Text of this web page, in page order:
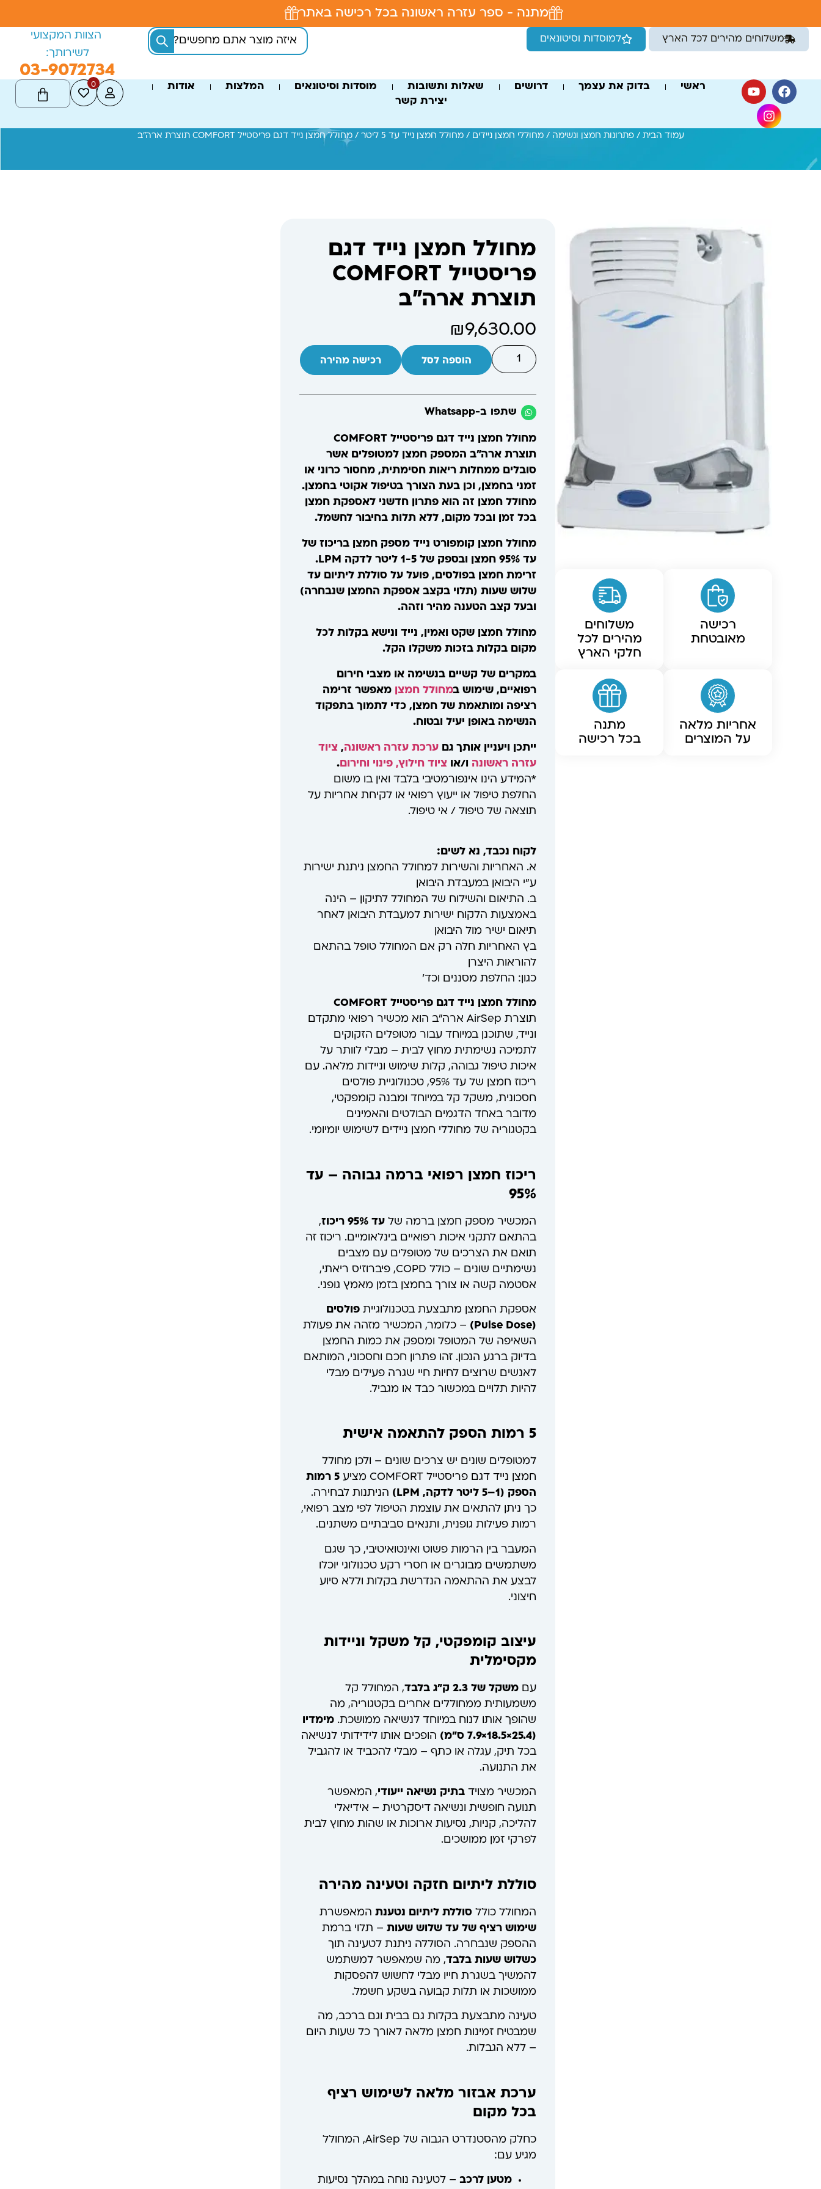
מתנה - ספר עזרה ראשונה בכל רכישה באתר
משלוחים מהירים לכל הארץ למוסדות וסיטונאים
הצוות המקצועי
לשירותך:
03-9072734
ראשי בדוק את עצמך דרושים שאלות ותשובות מוסדות וסיטונאים המלצות
אודות
יצירת קשר
0
עמוד הבית /פתרונות חמצן ונשימה /מחוללי חמצן ניידים /מחולל חמצן נייד עד 5 ליטר / מחולל חמצן נייד דגם פריסטייל COMFORT תוצרת ארה"ב
רכישה
מאובטחת
משלוחים
מהירים לכל
חלקי הארץ
אחריות מלאה
על המוצרים
מתנה
בכל רכישה
מחולל חמצן נייד דגם
פריסטייל COMFORT
תוצרת ארה"ב
₪9,630.00
הוספה לסל רכישה מהירה
שתפו ב-Whatsapp
מחולל חמצן נייד דגם פריסטייל COMFORT
תוצרת ארה"ב המספק חמצן למטופלים אשר
סובלים ממחלות ריאות חסימתית, מחסור כרוני או
זמני בחמצן, וכן בעת הצורך בטיפול אקוטי בחמצן.
מחולל חמצן זה הוא פתרון חדשני לאספקת חמצן
בכל זמן ובכל מקום, ללא תלות בחיבור לחשמל.
מחולל חמצן קומפורט נייד מספק חמצן בריכוז של
עד 95% חמצן ובספק של 1-5 ליטר לדקה LPM.
זרימת חמצן בפולסים, פועל על סוללת ליתיום עד
שלוש שעות (תלוי בקצב אספקת החמצן שנבחרה)
ובעל קצב הטענה מהיר וזהה.
מחולל חמצן שקט ואמין, נייד ונישא בקלות לכל
מקום בקלות בזכות משקלו הקל.
במקרים של קשיים בנשימה או מצבי חירום
רפואיים, שימוש במחולל חמצן מאפשר זרימה
רציפה ומותאמת של חמצן, כדי לתמוך בתפקוד
הנשימה באופן יעיל ובטוח.
ייתכן ויעניין אותך גםערכת עזרה ראשונה,ציוד
עזרה ראשונה ו/אוציוד חילוץ, פינוי וחירום.
*המידע הינו אינפורמטיבי בלבד ואין בו משום
החלפת טיפול או ייעוץ רפואי או לקיחת אחריות על
תוצאה של טיפול / אי טיפול.
לקוח נכבד, נא לשים:
א. האחריות והשירות למחולל החמצן ניתנת ישירות
ע"י היבואן במעבדת היבואן
ב. התיאום והשילוח של המחולל לתיקון – הינה
באמצעות הלקוח ישירות למעבדת היבואן לאחר
תיאום ישיר מול היבואן
בץ האחריות חלה רק אם המחולל טופל בהתאם
להוראות היצרן
כגון: החלפת מסננים וכד'
מחולל חמצן נייד דגם פריסטייל COMFORT
תוצרת AirSep ארה"ב הוא מכשיר רפואי מתקדם
ונייד, שתוכנן במיוחד עבור מטופלים הזקוקים
לתמיכה נשימתית מחוץ לבית – מבלי לוותר על
איכות טיפול גבוהה, קלות שימוש וניידות מלאה. עם
ריכוז חמצן של עד 95%, טכנולוגיית פולסים
חסכונית, משקל קל במיוחד ומבנה קומפקטי,
מדובר באחד הדגמים הבולטים והאמינים
בקטגוריה של מחוללי חמצן ניידים לשימוש יומיומי.
ריכוז חמצן רפואי ברמה גבוהה – עד
95%
המכשיר מספק חמצן ברמה שלעד 95% ריכוז
,
בהתאם לתקני איכות רפואיים בינלאומיים. ריכוז זה
תואם את הצרכים של מטופלים עם מצבים
נשימתיים שונים – כולל COPD, פיברוזיס ריאתי,
אסטמה קשה או צורך בחמצן בזמן מאמץ גופני.
אספקת החמצן מתבצעת בטכנולוגייתפולסים
(Pulse Dose)
– כלומר, המכשיר מזהה את פעולת
השאיפה של המטופל ומספק את כמות החמצן
בדיוק ברגע הנכון. זהו פתרון חכם וחסכוני, המותאם
לאנשים שרוצים לחיות חיי שגרה פעילים מבלי
להיות תלויים במכשור כבד או מגביל.
5 רמות הספק להתאמה אישית
למטופלים שונים יש צרכים שונים – ולכן מחולל
חמצן נייד דגם פריסטייל COMFORT מציע
5 רמות
הספק (1–5 ליטר לדקה, LPM)
הניתנות לבחירה.
כך ניתן להתאים את עוצמת הטיפול לפי מצב רפואי,
רמות פעילות גופנית, ותנאים סביבתיים משתנים.
המעבר בין הרמות פשוט ואינטואיטיבי, כך שגם
משתמשים מבוגרים או חסרי רקע טכנולוגי יוכלו
לבצע את ההתאמה הנדרשת בקלות וללא סיוע
חיצוני.
עיצוב קומפקטי, קל משקל וניידות
מקסימלית
עםמשקל של 2.3 ק"ג בלבד
, המחולל קל
משמעותית ממחוללים אחרים בקטגוריה, מה
שהופך אותו לנוח במיוחד לנשיאה ממושכת.מימדיו
(25.4×18.5×7.9 ס"מ)
הופכים אותו לידידותי לנשיאה
בכל תיק, עגלה או כתף – מבלי להכביד או להגביל
את התנועה.
המכשיר מצוידבתיק נשיאה ייעודי, המאפשר
תנועה חופשית ונשיאה דיסקרטית – אידיאלי
להליכה, קניות, נסיעות ארוכות או שהות מחוץ לבית
לפרקי זמן ממושכים.
סוללת ליתיום חזקה וטעינה מהירה
המחולל כוללסוללת ליתיום נטענת המאפשרת
שימוש רציף של עד שלוש שעות – תלוי ברמת
ההספק שנבחרה. הסוללה ניתנת לטעינה תוך
כשלוש שעות בלבד, מה שמאפשר למשתמש
להמשיך בשגרת חייו מבלי לחשוש להפסקות
ממושכות או תלות קבועה בשקע חשמל.
טעינה מתבצעת בקלות גם בבית וגם ברכב, מה
שמבטיח זמינות חמצן מלאה לאורך כל שעות היום
– ללא הגבלות.
ערכת אבזור מלאה לשימוש רציף
בכל מקום
כחלק מהסטנדרט הגבוה של AirSep, המחולל
מגיע עם:
מטען לרכב – לטעינה נוחה במהלך נסיעות